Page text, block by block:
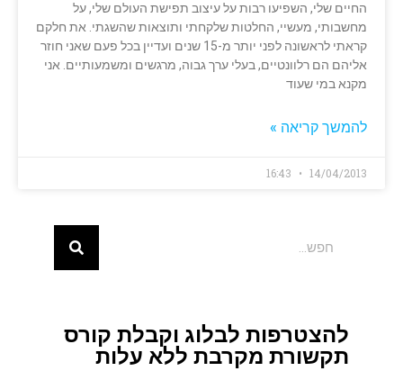
החיים שלי, השפיעו רבות על עיצוב תפישת העולם שלי, על
מחשבותי, מעשיי, החלטות שלקחתי ותוצאות שהשגתי. את חלקם
קראתי לראשונה לפני יותר מ-15 שנים ועדיין בכל פעם שאני חוזר
אליהם הם רלוונטיים, בעלי ערך גבוה, מרגשים ומשמעותיים. אני
מקנא במי שעוד
להמשך קריאה »
14/04/2013
להצטרפות לבלוג וקבלת קורס
תקשורת מקרבת ללא עלות